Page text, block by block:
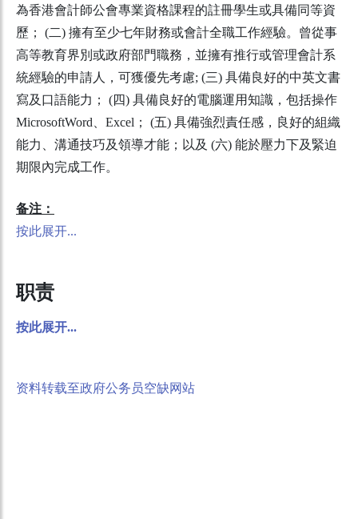
為香港會計師公會專業資格課程的註冊學生或具備同等資
歷； (二) 擁有至少七年財務或會計全職工作經驗。曾從事
高等教育界別或政府部門職務，並擁有推行或管理會計系
統經驗的申請人，可獲優先考慮; (三) 具備良好的中英文書
寫及口語能力； (四) 具備良好的電腦運用知識，包括操作
MicrosoftWord、Excel； (五) 具備強烈責任感，良好的組織
能力、溝通技巧及領導才能；以及 (六) 能於壓力下及緊迫
期限內完成工作。
备注：
按此展开...
职责
按此展开...
资料转载至政府公务员空缺网站